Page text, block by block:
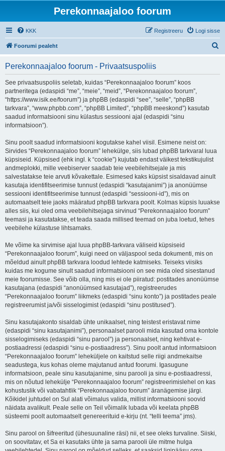
Perekonnaajaloo foorum
KKK Logi sisse
Registreeru
Foorumi pealeht
Perekonnaajaloo foorum - Privaatsuspoliis
See privaatsuspoliis seletab, kuidas “Perekonnaajaloo foorum” koos
partneritega (edaspidi “me”, “meie”, “meid”, “Perekonnaajaloo foorum”,
“https://www.isik.ee/foorum”) ja phpBB (edaspidi “see”, “selle”, “phpBB
tarkvara”, “www.phpbb.com”, “phpBB Limited”, “phpBB meeskond”) kasutab
saadud informatsiooni sinu külastus sessiooni ajal (edaspidi “sinu
informatsioon”).
Sinu poolt saadud informatsiooni kogutakse kahel viisil. Esimene neist on:
Sirvides “Perekonnaajaloo foorum” lehekülge, siis lubad phpBB tarkvaral luua
küpsiseid. Küpsised (ehk ingl. k “cookie”) kujutab endast väikest tekstikujulist
andmeplokki, mille veebiserver saadab teie veebilehitsejale ja mis
salvestatakse teie arvuti kõvakettale. Esimesed kaks küpsist sisaldavad ainult
kasutaja identifitseerimise tunnust (edaspidi “kasutajanimi”) ja anonüümse
sessiooni identifitseerimise tunnust (edaspidi “sessiooni-id”), mis on
automaatselt teie jaoks määratud phpBB tarkvara poolt. Kolmas küpsis luuakse
alles siis, kui oled oma veebilehitsejaga sirvinud “Perekonnaajaloo foorum”
teemasi ja kasutatakse, et teada saada millised teemad on juba loetud, tehes
veebilehe külastuse lihtsamaks.
Me võime ka sirvimise ajal luua phpBB-tarkvara väliseid küpsiseid
“Perekonnaajaloo foorum”, kuigi need on väljaspool seda dokumenti, mis on
mõeldud ainult phpBB tarkvara loodud lehtede katmiseks. Teiseks viisiks
kuidas me kogume sinult saadud informatsiooni on see mida oled sisestanud
meie foorumisse. See võib olla, ning mis ei ole piiratud: postitades anonüümse
kasutajana (edaspidi “anonüümsed kasutajad”), registreerudes
“Perekonnaajaloo foorum” liikmeks (edaspidi “sinu konto”) ja postitades peale
registreerumist ja/või sisselogimist (edaspidi “sinu postitused”).
Sinu kasutajakonto sisaldab ühte unikaalset, ning teistest eristavat nime
(edaspidi “sinu kasutajanimi”), personaalset parooli mida kasutad oma kontole
sisselogimiseks (edaspidi “sinu parool”) ja personaalset, ning kehtivat e-
postiaadressi (edaspidi “sinu e-postiaadress”). Sinu poolt antud informatsioon
“Perekonnaajaloo foorum” leheküljele on kaitstud selle riigi andmekaitse
seadustega, kus kohas oleme majutanud antud foorumi. Igasugune
informatsioon, peale sinu kasutajanime, sinu parooli ja sinu e-postiaadressi,
mis on nõutud lehekülje “Perekonnaajaloo foorum” registreerimislehel on kas
kohustuslik või vabatahtlik “Perekonnaajaloo foorum” äranägemise järgi.
Kõikidel juhtudel on Sul alati võimalus valida, millist informatsiooni soovid
näidata avalikult. Peale selle on Teil võimalik lubada või keelata phpBB
süsteemi poolt automaatselt genereerituid e-kirju (nt. “telli teema” jms).
Sinu parool on šifreeritud (ühesuunaline räsi) nii, et see oleks turvaline. Siiski,
on soovitatav, et Sa ei kasutaks ühte ja sama parooli üle mitme hulga